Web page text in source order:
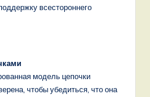
всестороннего
модель цепочки
чтобы убедиться, что она